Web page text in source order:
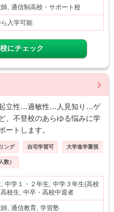
, 通信制高校・サポート校
入学可能
にチェック
立性…過敏性…人見知り…ゲ
、不登校のあらゆる悩みに学
ートします。
ング 自宅学習可 大学進学重視
数）
中学１・２年生, 中学３年生(高校
校生, 中卒・高校中退者
, 通信教育, 学習塾